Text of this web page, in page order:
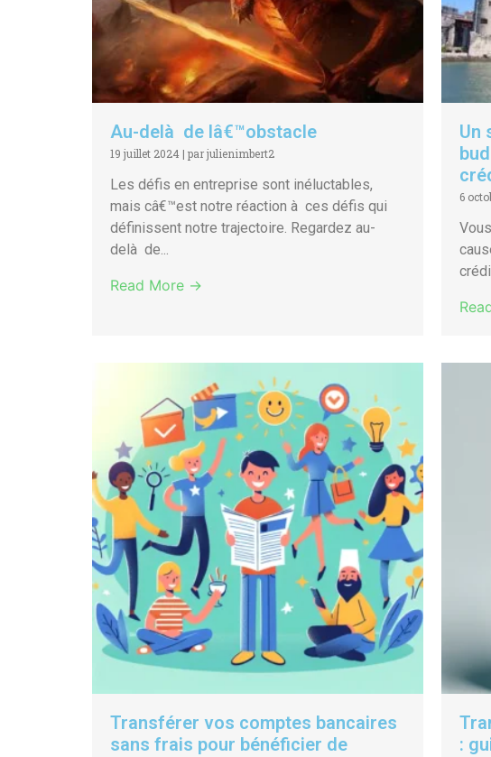
Au-delà de lâ€™obstacle
19 juillet 2024 | par julienimbert2
Les défis en entreprise sont inéluctables,
mais câ€™est notre réaction à ces défis qui
définissent notre trajectoire. Regardez au-
delà de...
Read More →
Un
6
Transférer vos comptes bancaires
sans frais pour bénéficier de
: